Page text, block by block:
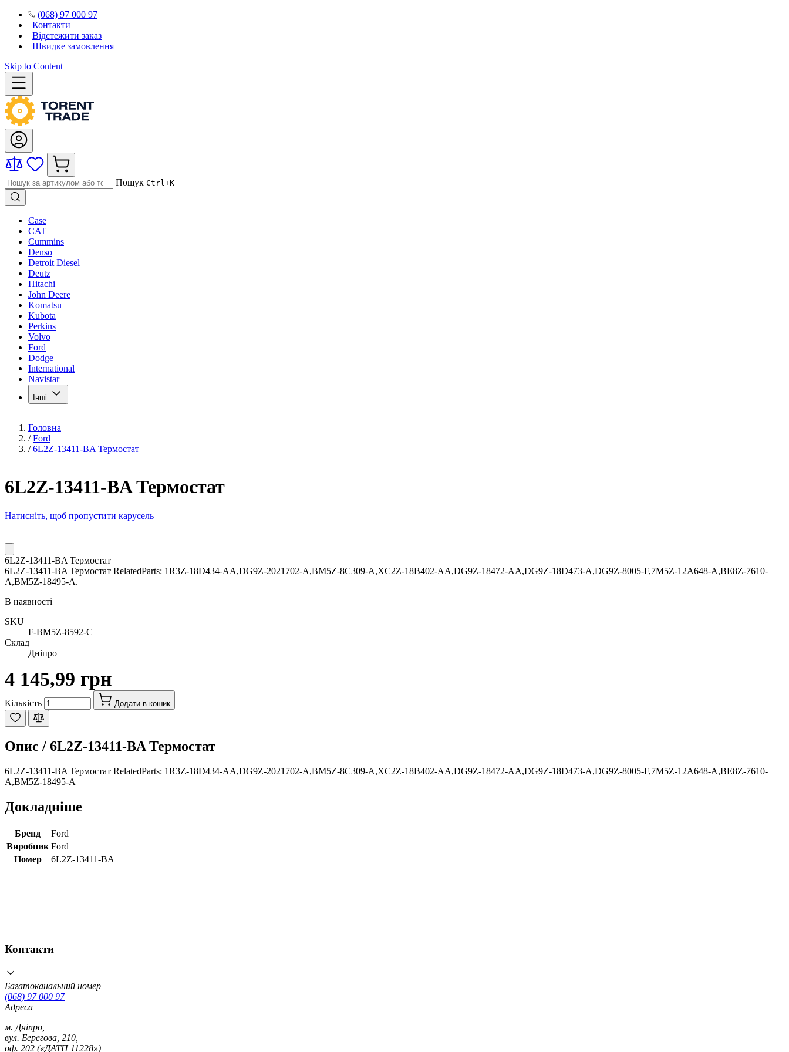
(068) 97 000 97
| Контакти
| Відстежити заказ
| Швидке замовлення
Skip to Content
Пошук Ctrl+K
Case
CAT
Cummins
Denso
Detroit Diesel
Deutz
Hitachi
John Deere
Komatsu
Kubota
Perkins
Volvo
Ford
Dodge
International
Navistar
Інші
Головна
/ Ford
/ 6L2Z-13411-BA Термостат
6L2Z-13411-BA Термостат
Натисніть, щоб пропустити карусель
6L2Z-13411-BA Термостат
6L2Z-13411-BA Термостат RelatedParts: 1R3Z-18D434-AA,DG9Z-2021702-A,BM5Z-8C309-A,XC2Z-18B402-AA,DG9Z-18472-AA,DG9Z-18D473-A,DG9Z-8005-F,7M5Z-12A648-A,BE8Z-7610-
A,BM5Z-18495-A.
В наявності
SKU
F-BM5Z-8592-C
Склад
Дніпро
4 145,99 грн
Кількість Додати в кошик
Опис / 6L2Z-13411-BA Термостат
6L2Z-13411-BA Термостат RelatedParts: 1R3Z-18D434-AA,DG9Z-2021702-A,BM5Z-8C309-A,XC2Z-18B402-AA,DG9Z-18472-AA,DG9Z-18D473-A,DG9Z-8005-F,7M5Z-12A648-A,BE8Z-7610-
A,BM5Z-18495-A
Докладніше
Бренд
Ford
Виробник Ford
Номер
6L2Z-13411-BA
Контакти
Багатоканальний номер
(068) 97 000 97
Адреса
м. Дніпро,
вул. Берегова, 210,
оф. 202 («ДАТП 11228»)